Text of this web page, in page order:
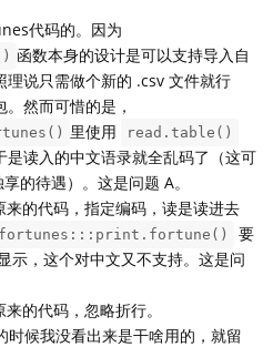
代码的。因为
函数本身的设计是可以支持导入自
理说只需做个新的 .csv 文件就行
然而可惜的是，
里使用 read.table()
是读入的中文语录就全乱码了（这可
的待遇）。这是问题 A。
的代码，指定编码，读是读进去
fortunes:::print.fortune()
要
示，这个对中文又不支持。这是问
的代码，忽略折行。
时候我没看出来是干啥用的，就留